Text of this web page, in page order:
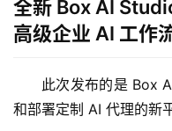
全新 Box AI
高级企业 AI 工作
此次发布的是 Box
和部署定制 AI 代理的新